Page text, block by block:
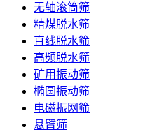
无轴滚筒筛
精煤脱水筛
直线脱水筛
高频脱水筛
矿用振动筛
椭圆振动筛
电磁振网筛
悬臂筛